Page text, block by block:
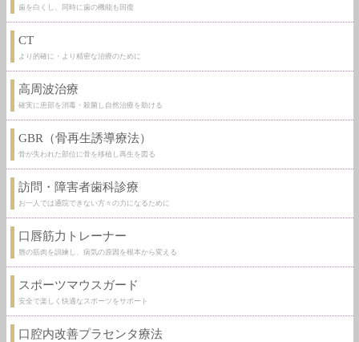
歯を白くし、同時に歯の機能も回復
CT
より的確に・より精密な治療のために
高周波治療
確実に患部を消毒・殺菌し自然治療を助ける
GBR（骨再生誘導療法）
骨が失われた部位に骨を移植し再生を図る
訪問・障害者歯科診療
お一人では通院できない方々の力になるために
口唇筋力トレーナー
唇の筋肉を訓練し、病気の原因を根本から変える
スポーツマウスガード
安全で楽しく快適なスポーツをサポート
口腔内改善プラセンタ療法